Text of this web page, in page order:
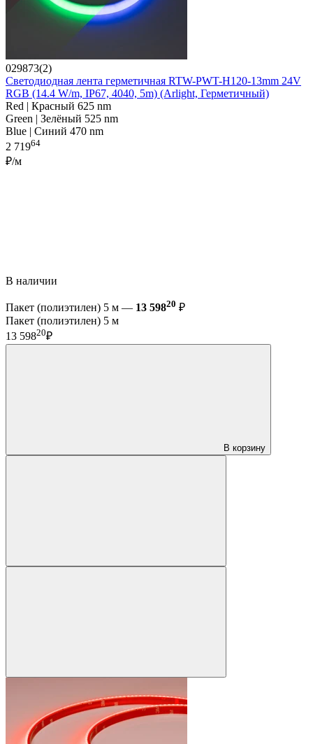
029873(2)
Светодиодная лента герметичная RTW-PWT-H120-13mm 24V
RGB (14.4 W/m, IP67, 4040, 5m) (Arlight, Герметичный)
Red | Красный 625 nm
Green | Зелёный 525 nm
Blue | Синий 470 nm
2 71964
₽/м
В наличии
Пакет (полиэтилен) 5 м — 13 59820 ₽
Пакет (полиэтилен) 5 м
13 59820₽
В корзину